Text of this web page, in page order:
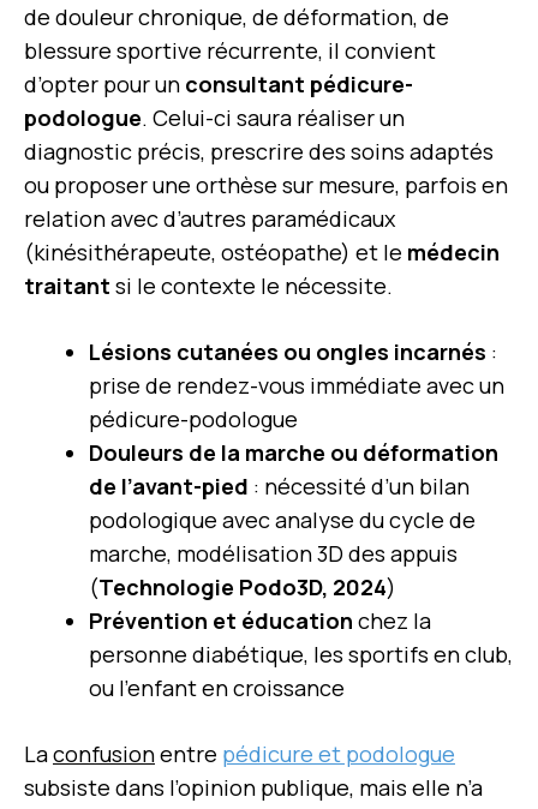
de douleur chronique, de déformation, de
blessure sportive récurrente, il convient
d’opter pour un consultant pédicure-
podologue. Celui-ci saura réaliser un
diagnostic précis, prescrire des soins adaptés
ou proposer une orthèse sur mesure, parfois en
relation avec d’autres paramédicaux
(kinésithérapeute, ostéopathe) et le médecin
traitant si le contexte le nécessite.
Lésions cutanées ou ongles incarnés :
prise de rendez-vous immédiate avec un
pédicure-podologue
Douleurs de la marche ou déformation
de l’avant-pied : nécessité d’un bilan
podologique avec analyse du cycle de
marche, modélisation 3D des appuis
(Technologie Podo3D, 2024)
Prévention et éducation chez la
personne diabétique, les sportifs en club,
ou l’enfant en croissance
Laconfusionentre pédicure et podologue
subsiste dans l’opinion publique, mais elle n’a